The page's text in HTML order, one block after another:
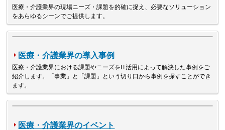
医療・介護業界の現場ニーズ・課題を的確に捉え、必要なソリューション
をあらゆるシーンでご提供します。
医療・介護業界の導入事例
医療・介護業界における課題やニーズをIT活用によって解決した事例をご
紹介します。「事業」と「課題」という切り口から事例を探すことができ
ます。
医療・介護業界のイベント